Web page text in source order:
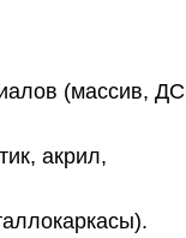
(массив,
акрил,